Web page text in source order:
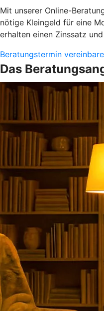
Mit unserer Online-
nötige Kleingeld für eine
erhalten einen Zinssatz
Beratungstermin
Das